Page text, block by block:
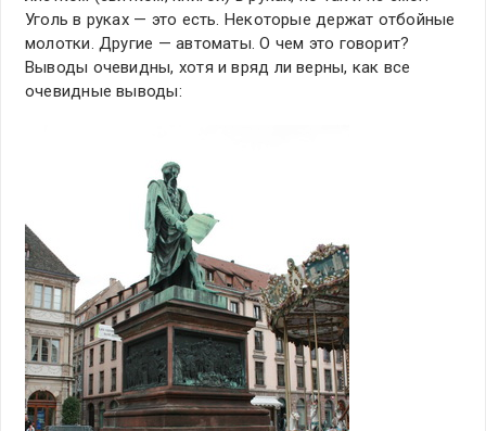
Уголь в руках — это есть. Некоторые держат отбойные
молотки. Другие — автоматы. О чем это говорит?
Выводы очевидны, хотя и вряд ли верны, как все
очевидные выводы: